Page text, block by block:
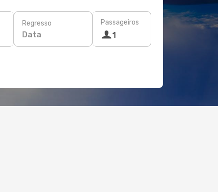
Regresso
Data
Passageiros
1